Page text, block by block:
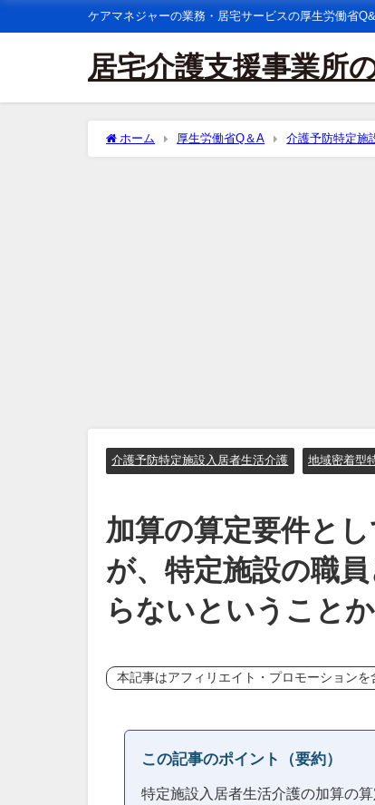
ケアマネジャーの業務・居宅サービスの厚生労働省
居宅介護支援事業所
ホーム 厚生労働省Q＆A 介護予防特定施
定施設の職員として医師を配置しなければならな
介護予防特定施設入居者生活介護 地域密着型
加算の算定要件と
が、特定施設の職
らないということか
本記事はアフィリエイト・プロモーションを
この記事のポイント（要約）
特定施設入居者生活介護の加算の